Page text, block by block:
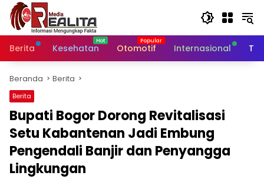
Langsung
konten
Berita
Kesehatan Otomotif Internasional
Beranda Berita
Berita
Bupati Bogor Dorong Revitalisasi
Setu Kabantenan Jadi Embung
Pengendali Banjir dan Penyangga
Lingkungan